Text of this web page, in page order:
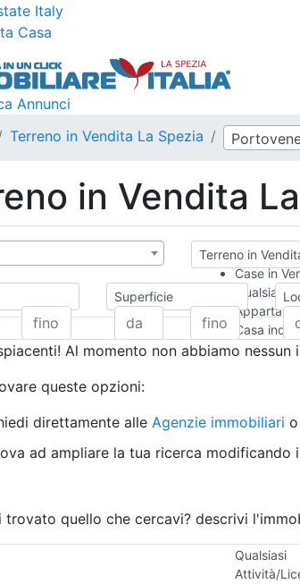
Italy
Casa
Annunci
Terreno in Vendita La Spezia
in Vendita
Terreno in
Case in
Qualsiasi
Casa
Casa
Rustico/
Camera
Box/
Qualsiasi
Attività/
Superficie
Al momento non abbiamo
queste opzioni:
direttamente alle Agenzie immobiliari
ad ampliare la tua ricerca
trovato quello che cercavi? descrivi